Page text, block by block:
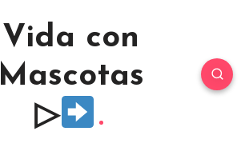
Vida con
Mascotas
▷